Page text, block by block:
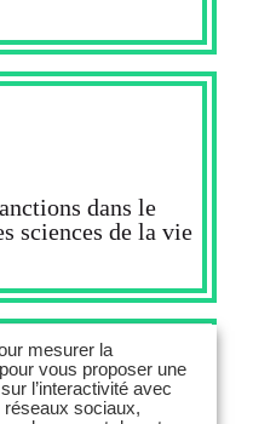
dans le
sciences de la vie
mesurer la
vous proposer une
l’interactivité avec
réseaux sociaux,